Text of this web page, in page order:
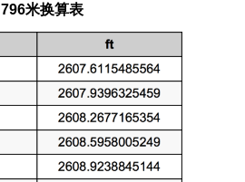
796米换算表